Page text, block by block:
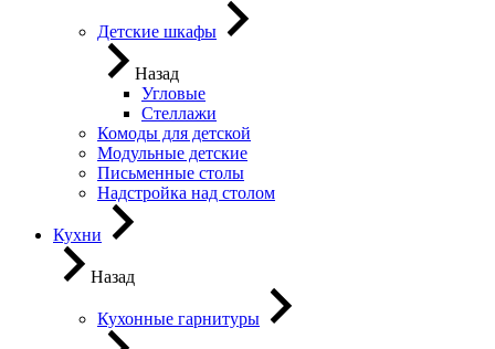
Детские шкафы
Назад
Угловые
Стеллажи
Комоды для детской
Модульные детские
Письменные столы
Надстройка над столом
Кухни
Назад
Кухонные гарнитуры